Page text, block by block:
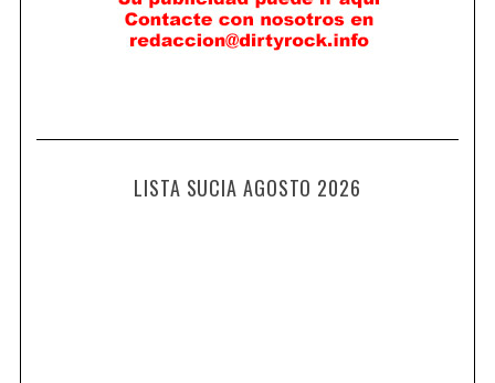
LISTA SUCIA AGOSTO 2026